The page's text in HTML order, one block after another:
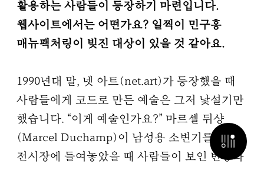
검색 열기
활용하는 사람들이 등장하기 마련입니다.
웹사이트에서는 어떤가요? 일찍이 민구홍
매뉴팩처링이 빚진 대상이 있을 것 같아요.
1990년대 말, 넷 아트(net.art)가 등장했을 때
사람들에게 코드로 만든 예술은 그저 낯설기만
했습니다. “이게 예술인가요?” 마르셀 뒤샹
(Marcel Duchamp)이 남성용 소변기를
전시장에 들여놓았을 때 사람들이 보인 반응과